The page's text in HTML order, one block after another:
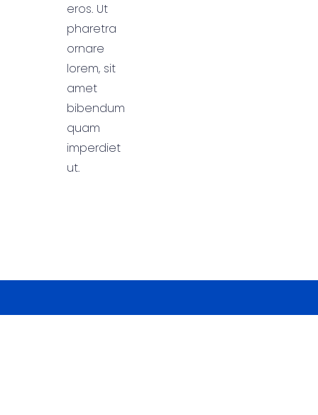
eros. Ut
pharetra
ornare
lorem, sit
amet
bibendum
quam
imperdiet
ut.